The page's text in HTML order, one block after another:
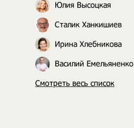
Юлия Высоцкая
Сталик Ханкишиев
Ирина Хлебникова
Василий Емельяненко
Смотреть весь список